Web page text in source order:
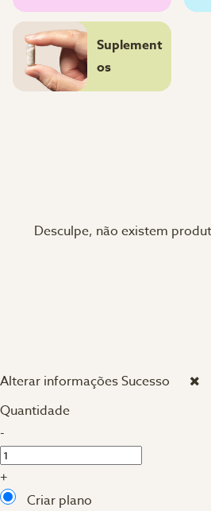
Suplement
os
Desculpe, não existem
Alterar informaçõesSucesso
Quantidade
-
+
Criar plano